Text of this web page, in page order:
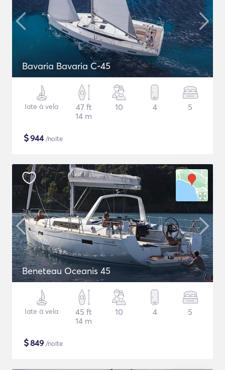
Bavaria Bavaria C-45
Iate à vela
47 ft
14 m
10 4 5
$944/noite
Beneteau Oceanis 45
Iate à vela
45 ft
14 m
10 4 5
$849 /noite